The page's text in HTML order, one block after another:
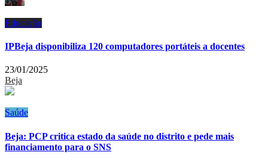
Educação
IPBeja disponibiliza 120 computadores portáteis a docentes
23/01/2025
Beja
Saúde
Beja: PCP critica estado da saúde no distrito e pede mais
financiamento para o SNS